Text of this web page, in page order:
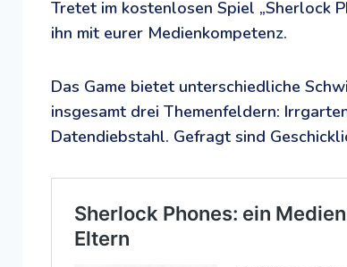
Tretet im kostenlosen Spiel „Sherlock
ihn mit eurer Medienkompetenz.
Das Game bietet unterschiedliche
insgesamt drei Themenfeldern:
Datendiebstahl. Gefragt sind